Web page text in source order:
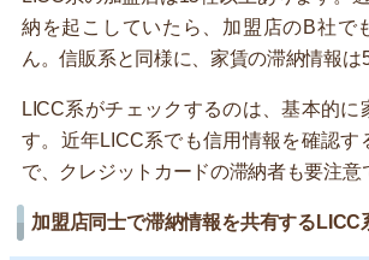
納を起こしていたら、加盟店のB社で
ん。信販系と同様に、家賃の滞納情報は
LICC系がチェックするのは、基本的に
す。近年LICC系でも信用情報を確認す
で、クレジットカードの滞納者も要注意
加盟店同士で滞納情報を共有するLICC